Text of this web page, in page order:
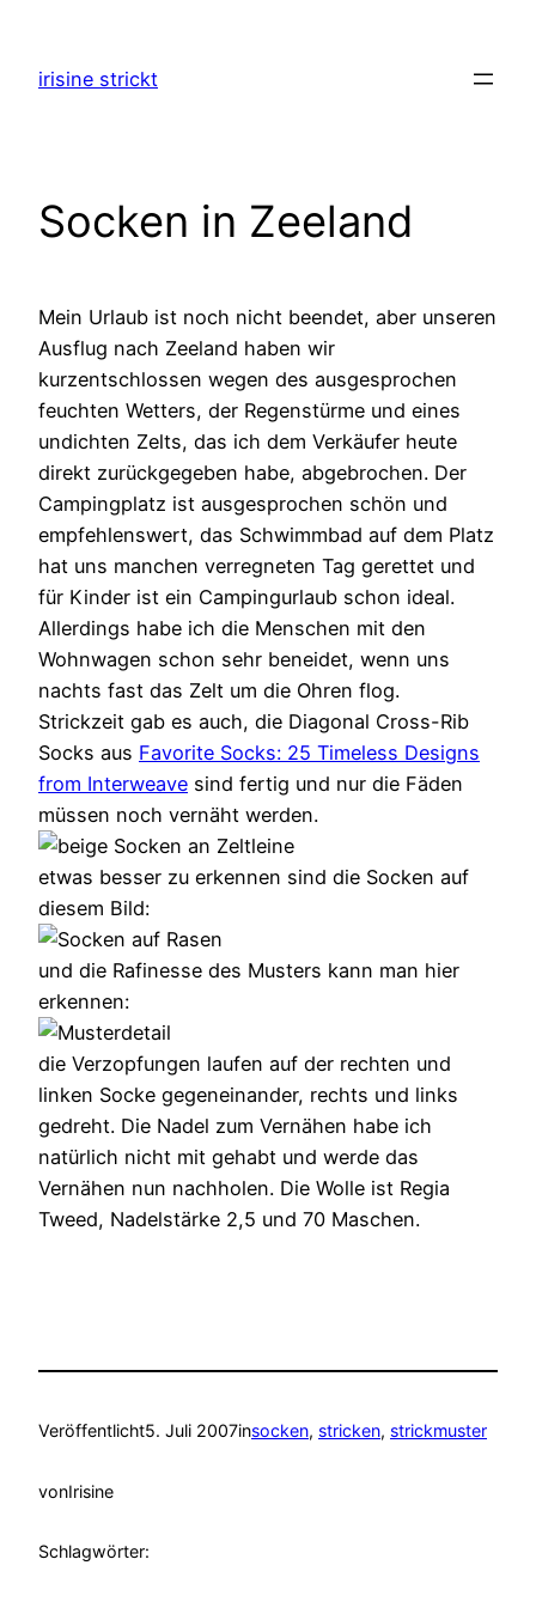
springen
irisine strickt
Socken in Zeeland
Mein Urlaub ist noch nicht beendet, aber unseren
Ausflug nach Zeeland haben wir
kurzentschlossen wegen des ausgesprochen
feuchten Wetters, der Regenstürme und eines
undichten Zelts, das ich dem Verkäufer heute
direkt zurückgegeben habe, abgebrochen. Der
Campingplatz ist ausgesprochen schön und
empfehlenswert, das Schwimmbad auf dem Platz
hat uns manchen verregneten Tag gerettet und
für Kinder ist ein Campingurlaub schon ideal.
Allerdings habe ich die Menschen mit den
Wohnwagen schon sehr beneidet, wenn uns
nachts fast das Zelt um die Ohren flog.
Strickzeit gab es auch, die Diagonal Cross-Rib
Socks aus Favorite Socks: 25 Timeless Designs
from Interweave sind fertig und nur die Fäden
müssen noch vernäht werden.
etwas besser zu erkennen sind die Socken auf
diesem Bild:
und die Rafinesse des Musters kann man hier
erkennen:
die Verzopfungen laufen auf der rechten und
linken Socke gegeneinander, rechts und links
gedreht. Die Nadel zum Vernähen habe ich
natürlich nicht mit gehabt und werde das
Vernähen nun nachholen. Die Wolle ist Regia
Tweed, Nadelstärke 2,5 und 70 Maschen.
Veröffentlicht5. Juli 2007insocken, stricken, strickmuster
vonIrisine
Schlagwörter: